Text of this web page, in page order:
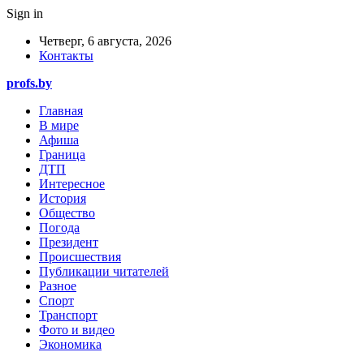
Sign in
Четверг, 6 августа, 2026
Контакты
profs.by
Главная
В мире
Афиша
Граница
ДТП
Интересное
История
Общество
Погода
Президент
Происшествия
Публикации читателей
Разное
Спорт
Транспорт
Фото и видео
Экономика